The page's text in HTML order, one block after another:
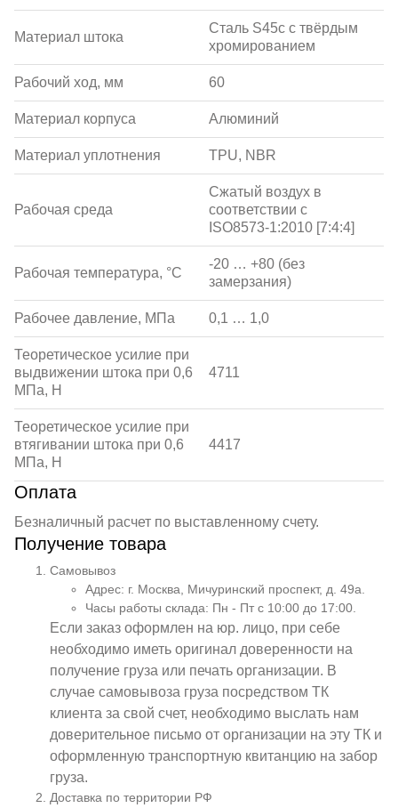
Материал штока
Сталь S45c с твёрдым
хромированием
Рабочий ход, мм 60
Материал корпуса Алюминий
Материал уплотнения TPU, NBR
Рабочая среда
Сжатый воздух в
соответствии с
ISO8573-1:2010 [7:4:4]
Рабочая температура, °С
-20 … +80 (без
замерзания)
Рабочее давление, МПа 0,1 … 1,0
Теоретическое усилие при
выдвижении штока при 0,6
МПа, Н
4711
Теоретическое усилие при
втягивании штока при 0,6
МПа, Н
4417
Оплата
Безналичный расчет по выставленному счету.
Получение товара
Самовывоз
Адрес: г. Москва, Мичуринский проспект, д. 49а.
Часы работы склада: Пн - Пт с 10:00 до 17:00.
Если заказ оформлен на юр. лицо, при себе
необходимо иметь оригинал доверенности на
получение груза или печать организации. В
случае самовывоза груза посредством ТК
клиента за свой счет, необходимо выслать нам
доверительное письмо от организации на эту ТК и
оформленную транспортную квитанцию на забор
груза.
Доставка по территории РФ